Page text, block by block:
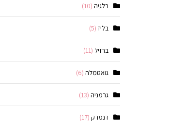
בלגיה (10)
בליז (5)
ברזיל (11)
גואטמלה (6)
גרמניה (13)
דנמרק (17)